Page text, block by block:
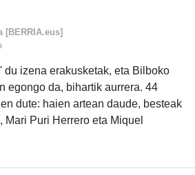
[BERRIA.eus]
du izena erakusketak, eta Bilboko
egongo da, bihartik aurrera. 44
dute: haien artean daude, besteak
Mari Puri Herrero eta Miquel